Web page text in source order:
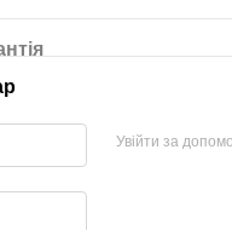
Увійти за